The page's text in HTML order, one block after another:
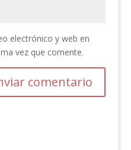
electrónico y web en
vez que comente.